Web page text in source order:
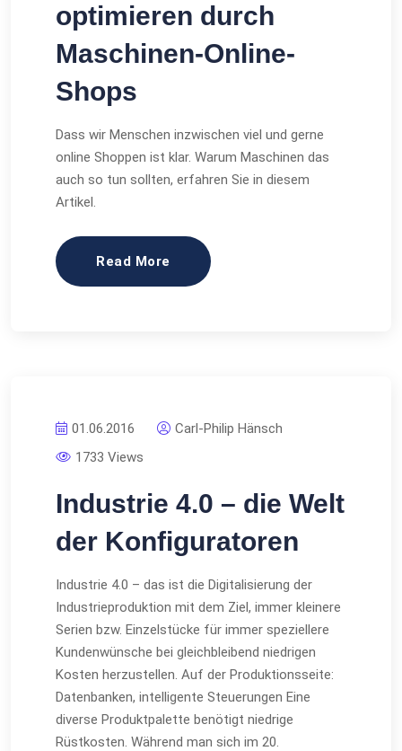
optimieren durch
Maschinen-Online-
Shops
Dass wir Menschen inzwischen viel und gerne
online Shoppen ist klar. Warum Maschinen das
auch so tun sollten, erfahren Sie in diesem
Artikel.
Read More
01.06.2016
Carl-Philip Hänsch
1733 Views
Industrie 4.0 – die Welt
der Konfiguratoren
Industrie 4.0 – das ist die Digitalisierung der
Industrieproduktion mit dem Ziel, immer kleinere
Serien bzw. Einzelstücke für immer speziellere
Kundenwünsche bei gleichbleibend niedrigen
Kosten herzustellen. Auf der Produktionsseite:
Datenbanken, intelligente Steuerungen Eine
diverse Produktpalette benötigt niedrige
Rüstkosten. Während man sich im 20.